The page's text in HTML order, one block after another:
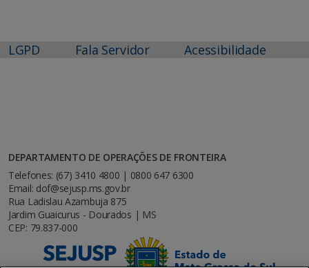
LGPD Fala Servidor Acessibilidade
DEPARTAMENTO DE OPERAÇÕES DE FRONTEIRA
Telefones: (67) 3410 4800 | 0800 647 6300
Email: dof@sejusp.ms.gov.br
Rua Ladislau Azambuja 875
Jardim Guaicurus - Dourados | MS
CEP: 79.837-000